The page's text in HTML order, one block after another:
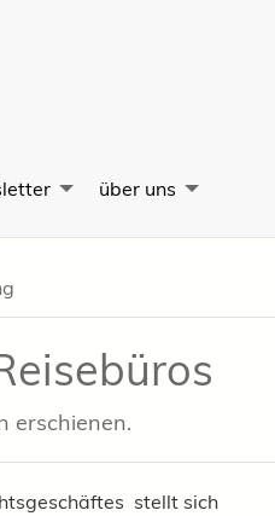
über uns
erschienen.
stellt sich